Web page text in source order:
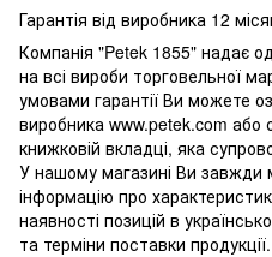
Гарантія від виробника 12
Компанія "Petek 1855" надає
на всі вироби торговельної
умовами гарантії Ви можете
виробника www.petek.com
книжковій вкладці, яка
У нашому магазині Ви
інформацію про
наявності позицій в
та терміни поставки продукції.